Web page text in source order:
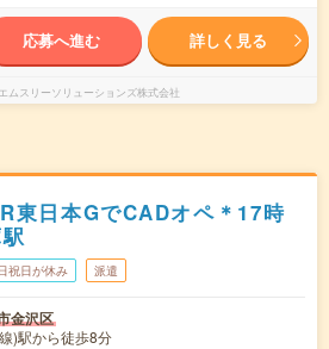
応募へ進む 詳しく見る
エムスリーソリューションズ株式会社
東日本GでCADオペ＊17時
祝日が休み 派遣
金沢区
)駅から徒歩8分